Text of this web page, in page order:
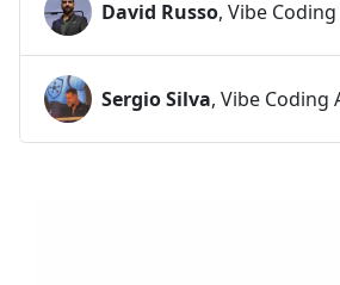
David Russo, Vibe
Sergio Silva, Vibe Coding